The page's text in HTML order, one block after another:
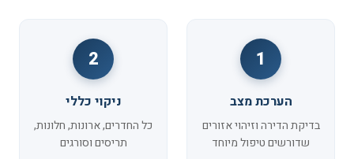
1
הערכת מצב
בדיקת הדירה וזיהוי אזורים
שדורשים טיפול מיוחד
2
ניקוי כללי
כל החדרים, ארונות, חלונות,
תריסים וסורגים